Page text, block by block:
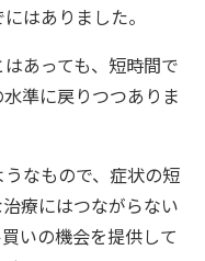
はありました。
あっても、短時間で
準に戻りつつありま
なもので、症状の短
療にはつながらない
いの機会を提供して